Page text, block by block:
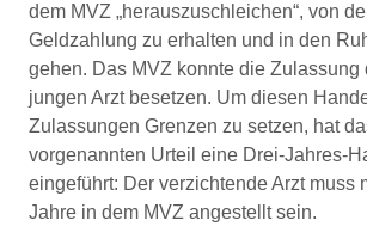
dem MVZ „herauszuschleichen“, von
Geldzahlung zu erhalten und in den
gehen. Das MVZ konnte die Zulassung
jungen Arzt besetzen. Um diesen
Zulassungen Grenzen zu setzen, hat
vorgenannten Urteil eine Drei-Jahres-
eingeführt: Der verzichtende Arzt muss
Jahre in dem MVZ angestellt sein.